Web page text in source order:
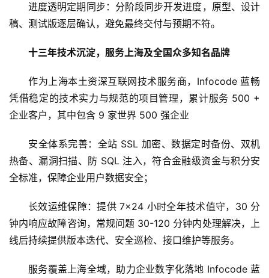
X
设
术
分
享
G
l
o
l
s
进度透明定期同步：分阶段同步开发进度，原型、设计
稿、测试版逐层确认，避免最终交付与预期不符。
十三年技术沉淀，服务上海及全国众多知名品牌
作为上海本土资深互联网技术服务商，Infocode 蓝畅
凭借稳定的技术实力与规范的项目管理，累计服务 500 +
企业客户，其中包含 9 家世界 500 强企业
安全体系完善：全站 SSL 加密、数据定时备份、双机
热备、漏洞扫描、防 SQL 注入，符合金融级资金与积分安
全标准，保障企业用户数据安全；
长效运维保障：提供 7×24 小时全年技术值守，30 分
钟内响应故障咨询，常规问题 30-120 分钟内处理解决，上
线后持续提供版本迭代、安全巡检、接口维护等服务。
服务覆盖上海全域，助力企业数字化落地 Infocode 蓝